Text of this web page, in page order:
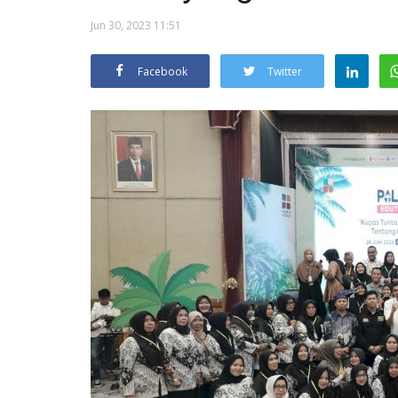
Jun 30, 2023 11:51
Facebook Twitter